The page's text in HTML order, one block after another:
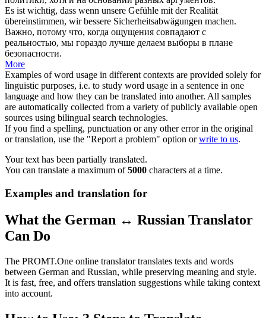
Es ist wichtig, dass wenn unsere Gefühle mit der Realität
übereinstimmen, wir bessere Sicherheitsabwägungen machen.
Важно, потому что, когда ощущения совпадают с
реальностью, мы гораздо лучше делаем выборы в плане
безопасности.
More
Examples of word usage in different contexts are provided solely for
linguistic purposes, i.e. to study word usage in a sentence in one
language and how they can be translated into another. All samples
are automatically collected from a variety of publicly available open
sources using bilingual search technologies.
If you find a spelling, punctuation or any other error in the original
or translation, use the "Report a problem" option orwrite to us.
Your text has been partially translated.
You can translate a maximum of5000 characters at a time.
Examples and translation for
What the German ↔ Russian Translator
Can Do
The PROMT.One online translator translates texts and words
between German and Russian, while preserving meaning and style.
It is fast, free, and offers translation suggestions while taking context
into account.